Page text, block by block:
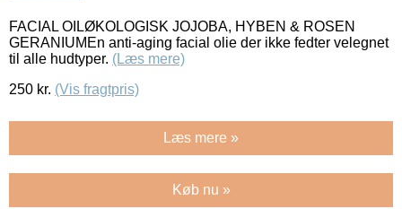
FACIAL OILØKOLOGISK JOJOBA, HYBEN & ROSEN
GERANIUMEn anti-aging facial olie der ikke fedter velegnet
til alle hudtyper. (Læs mere)
250 kr. (Vis fragtpris)
Læs mere »
Køb nu »